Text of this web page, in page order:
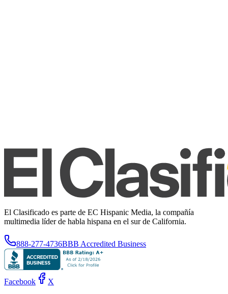
El Clasificado es parte de EC Hispanic Media, la compañía
multimedia líder de habla hispana en el sur de California.
888-277-4736BBB Accredited Business
Facebook X